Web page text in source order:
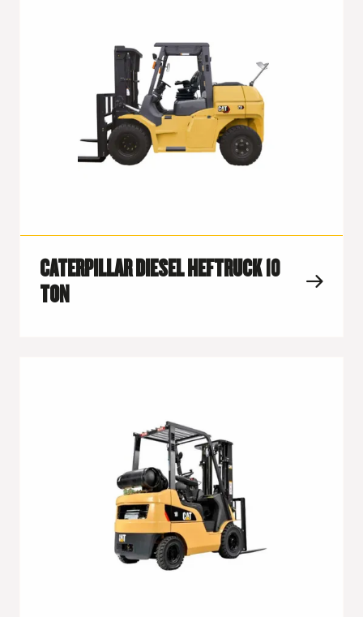
CATERPILLAR DIESEL HEFTRUCK 10
TON